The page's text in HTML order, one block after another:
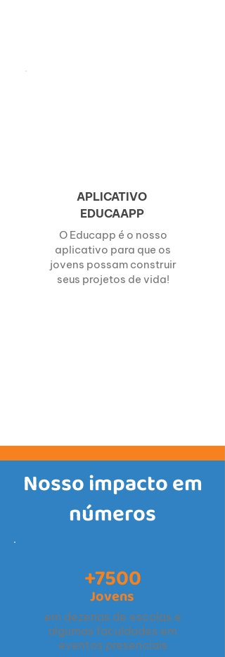
APLICATIVO
EDUCAAPP
O Educapp é o nosso
aplicativo para que os
jovens possam construir
seus projetos de vida!
Nosso impacto em
números
+7500
Jovens
em dezenas de escolas e
algumas faculdades em
eventos presenciais